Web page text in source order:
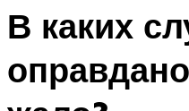
В каких